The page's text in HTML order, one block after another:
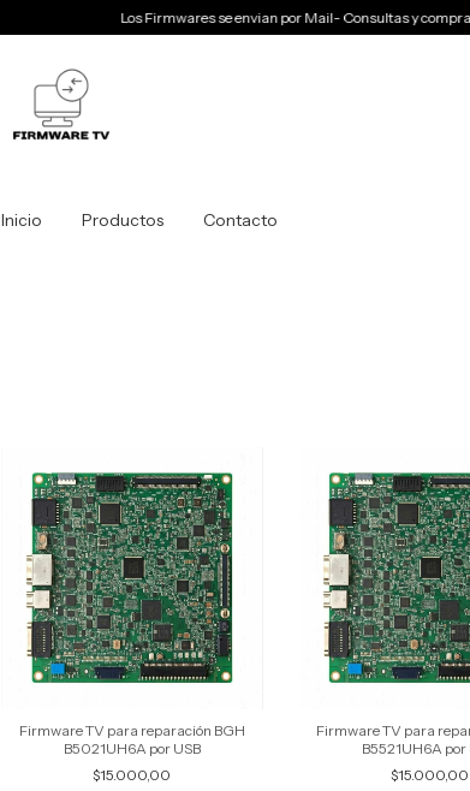
Los Firmwares se envian por Mail- Consultas y compras
Inicio Productos Contacto
Firmware TV para reparación BGH
B5021UH6A por USB
$15.000,00
Firmware TV para
B5521UH6A por
$15.000,00